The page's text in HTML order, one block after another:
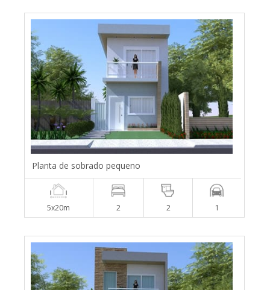
Planta de sobrado pequeno
5x20m 2 2 1